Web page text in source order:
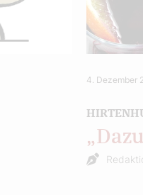
4. Dezember